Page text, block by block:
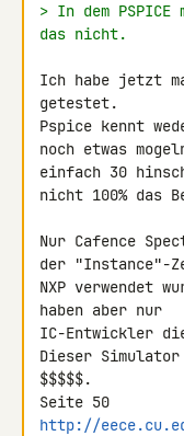
> In dem PSPICE
das nicht.
Ich habe jetzt
getestet.
Pspice kennt
noch etwas
einfach 30
nicht 100% das
Nur Cafence
der "Instance"-
NXP verwendet
haben aber nur
IC-Entwickler
Dieser
$$$$$.
http://